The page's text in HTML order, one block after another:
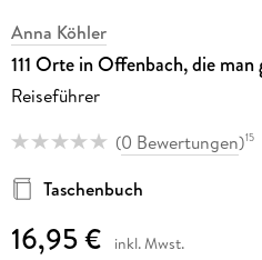
Anna Köhler
111 Orte in Offenbach, die man
Reiseführer
(0 Bewertungen)15
Taschenbuch
16,95 € inkl. Mwst.